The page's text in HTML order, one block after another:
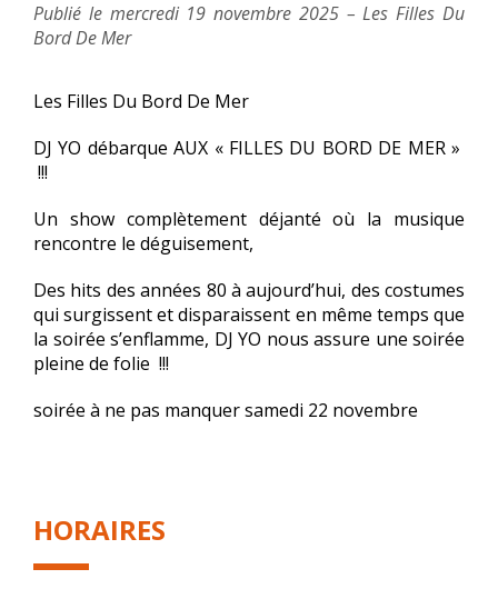
Publié le mercredi 19 novembre 2025 – Les Filles Du
Bord De Mer
Les Filles Du Bord De Mer
DJ YO débarque AUX « FILLES DU BORD DE MER »
!!!
Un show complètement déjanté où la musique
rencontre le déguisement,
Des hits des années 80 à aujourd’hui, des costumes
qui surgissent et disparaissent en même temps que
la soirée s’enflamme, DJ YO nous assure une soirée
pleine de folie !!!
soirée à ne pas manquer samedi 22 novembre
HORAIRES